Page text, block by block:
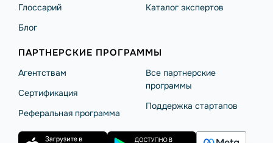
Глоссарий
Блог
Каталог экспертов
ПАРТНЕРСКИЕ ПРОГРАММЫ
Агентствам
Сертификация
Реферальная программа
Все партнерские
программы
Поддержка стартапов